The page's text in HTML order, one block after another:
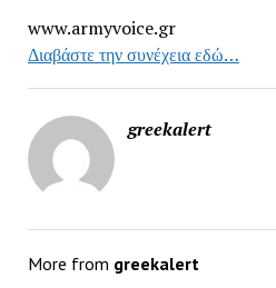
www.armyvoice.gr
Διαβάστε την συνέχεια εδώ…
greekalert
More from greekalert